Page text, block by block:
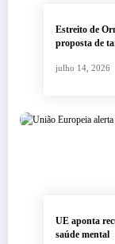
Estreito de
proposta de
julho 14, 2026
UE aponta
saúde mental